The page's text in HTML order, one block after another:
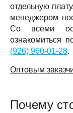
отдельную
менеджером
Со всеми
ознакомиться
(926) 960-01-28.
Оптовым
Почему